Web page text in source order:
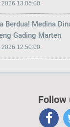
2026 13:05:00
Berdua! Medina
Gading Marten
2026 12:50:00
Follow